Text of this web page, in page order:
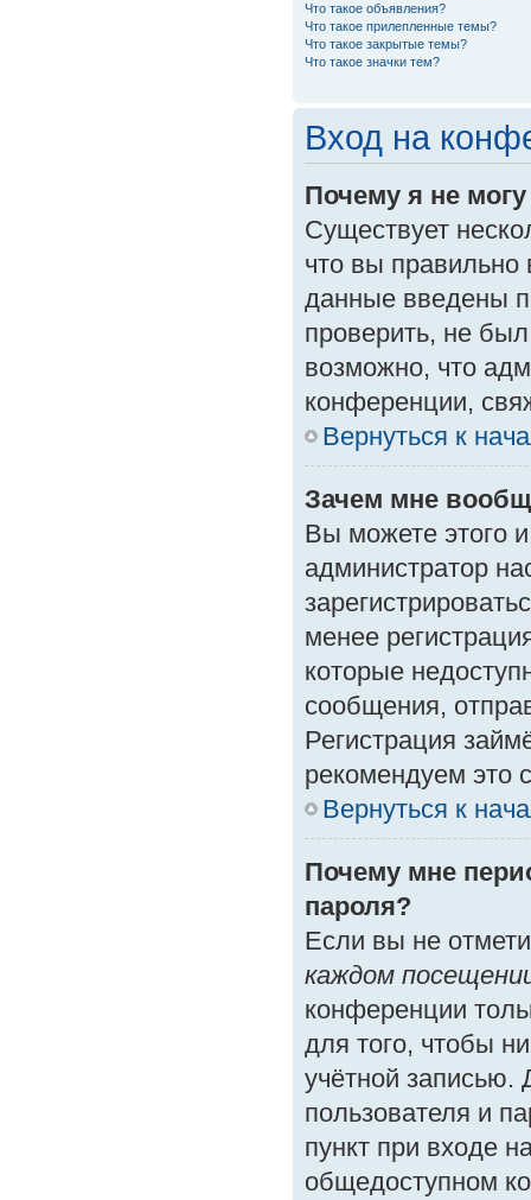
Что такое объявления?
Что такое прилепленные темы?
Что такое закрытые темы?
Что такое значки тем?
Вход на
Почему я не
Существует
что вы правильно
данные введены
проверить, не
возможно, что
конференции,
Вернуться к
Зачем мне
Вы можете этого и
администратор
менее
которые
сообщения,
Регистрация
рекомендуем это
Вернуться к
Почему мне
пароля?
Если вы не
каждом
конференции
для того, чтобы
учётной записью.
пользователя и
пункт при входе
общедоступном